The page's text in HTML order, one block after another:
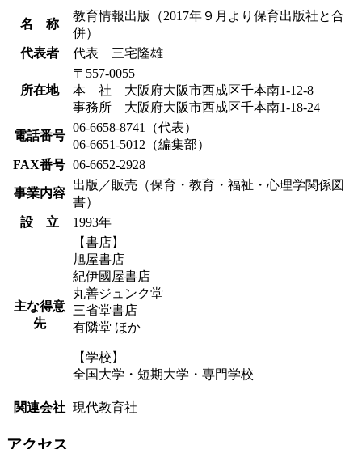
名 称
教育情報出版（2017年９月より保育出版社と合
併）
代表者
代表 三宅隆雄
所在地
〒557-0055
本 社 大阪府大阪市西成区千本南1-12-8
事務所 大阪府大阪市西成区千本南1-18-24
電話番号
06-6658-8741（代表）
06-6651-5012（編集部）
FAX番号 06-6652-2928
事業内容
出版／販売（保育・教育・福祉・心理学関係図
書）
設 立
1993年
主な得意
先
【書店】
旭屋書店
紀伊國屋書店
丸善ジュンク堂
三省堂書店
有隣堂 ほか
【学校】
全国大学・短期大学・専門学校
関連会社 現代教育社
アクセス